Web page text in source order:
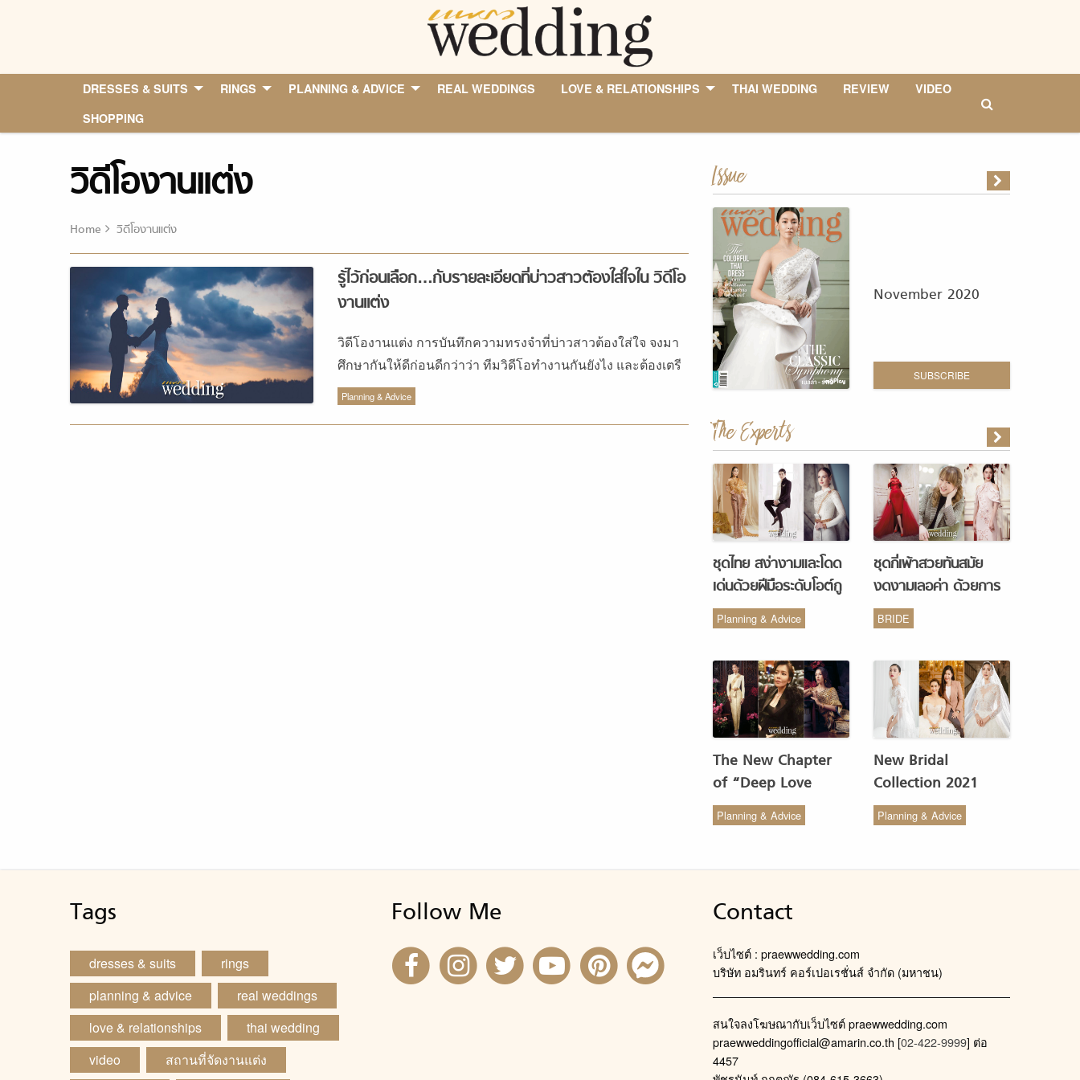
DRESSES & SUITS RINGS PLANNING & ADVICE REAL WEDDINGS LOVE & RELATIONSHIPS THAI WEDDING REVIEW
VIDEO
SHOPPING
วิดีโองานแต่ง
Home วิดีโองานแต่ง
รู้ไว้ก่อนเลือก…กับรายละเอียดที่บ่าวสาวต้องใส่ใจใน วิดีโอ
งานแต่ง
วิดีโองานแต่ง การบันทึกความทรงจำที่บ่าวสาวต้องใส่ใจ จงมา
ศึกษากันให้ดีก่อนดีกว่าว่า ทีมวิดีโอทำงานกันยังไง และต้องเตรี
ยมอะไรบ้างหากจะทำพรีเซ้นต์เทชั่นงานแต่ง
Planning & Advice
Issue
November 2020
SUBSCRIBE
The Experts
ชุดไทย สง่างามและโดด
เด่นด้วยฝีมือระดับโอต์กู
ตูร์ จากห้องเสื้อ Vanus
Couture
Planning & Advice
ชุดกี่เพ้าสวยทันสมัย
งดงามเลอค่า ด้วยการ
รังสรรค์จากห้องเสื้อ
Monique Wedding
BRIDE
The New Chapter
of “Deep Love
Wedding Studio” :
รังสรรค์ผ้าทอของไทยให้
Planning & Advice
New Bridal
Collection 2021
from COCO CHIC
สวย เรียบง่าย สไตล์มินิ
Planning & Advice
Tags
dresses & suits
rings
planning & advice
real weddings
love & relationships
thai wedding
video
สถานที่จัดงานแต่ง
Follow Me Contact
เว็บไซต์ : praewwedding.com
บริษัท อมรินทร์ คอร์เปอเรชั่นส์ จำกัด (มหาชน)
สนใจลงโฆษณากับเว็บไซต์ praewwedding.com
praewweddingofficial@amarin.co.th [02-422-9999] ต่อ
4457